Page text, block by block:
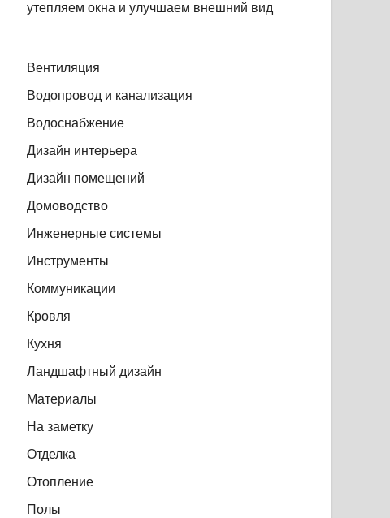
утепляем окна и улучшаем внешний вид
Вентиляция
Водопровод и канализация
Водоснабжение
Дизайн интерьера
Дизайн помещений
Домоводство
Инженерные системы
Инструменты
Коммуникации
Кровля
Кухня
Ландшафтный дизайн
Материалы
На заметку
Отделка
Отопление
Полы